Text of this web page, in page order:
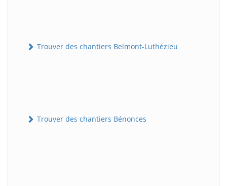
Trouver des chantiers Belmont-Luthézieu
Trouver des chantiers Bénonces